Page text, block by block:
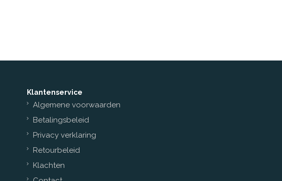
Klantenservice
Algemene voorwaarden
Betalingsbeleid
Privacy verklaring
Retourbeleid
Klachten